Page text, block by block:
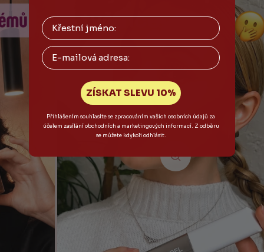
Email
ZÍSKAT SLEVU 10%
Přihlášením souhlasíte se zpracováním vašich osobních údajů za
účelem zasílání obchodních a marketingových informací. Z odběru
se můžete kdykoli odhlásit.